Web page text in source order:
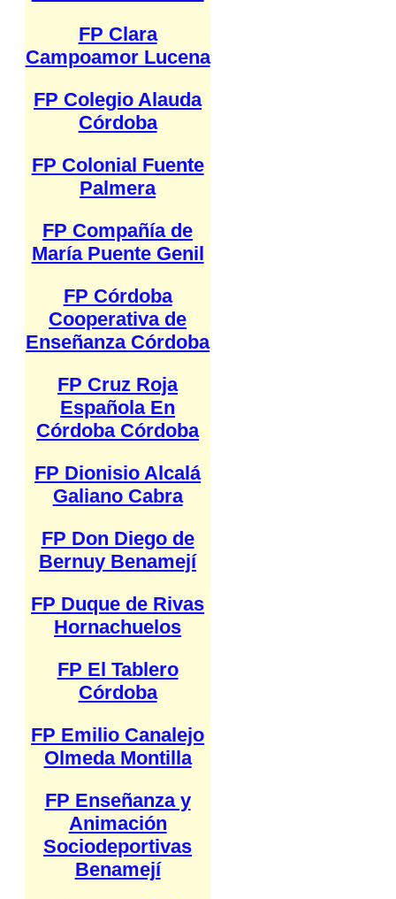
FP Clara
Campoamor Lucena
FP Colegio Alauda
Córdoba
FP Colonial Fuente
Palmera
FP Compañía de
María Puente Genil
FP Córdoba
Cooperativa de
Enseñanza Córdoba
FP Cruz Roja
Española En
Córdoba Córdoba
FP Dionisio Alcalá
Galiano Cabra
FP Don Diego de
Bernuy Benamejí
FP Duque de Rivas
Hornachuelos
FP El Tablero
Córdoba
FP Emilio Canalejo
Olmeda Montilla
FP Enseñanza y
Animación
Sociodeportivas
Benamejí